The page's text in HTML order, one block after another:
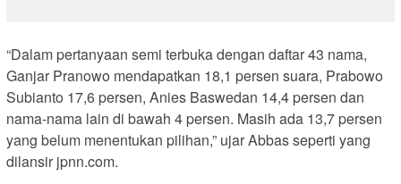
“Dalam pertanyaan semi terbuka dengan daftar 43 nama,
Ganjar Pranowo mendapatkan 18,1 persen suara, Prabowo
Subianto 17,6 persen, Anies Baswedan 14,4 persen dan
nama-nama lain di bawah 4 persen. Masih ada 13,7 persen
yang belum menentukan pilihan,” ujar Abbas seperti yang
dilansir jpnn.com.